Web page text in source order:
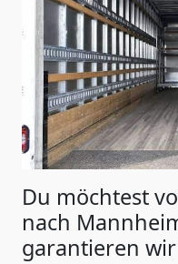
Du möchtest
nach
garantieren